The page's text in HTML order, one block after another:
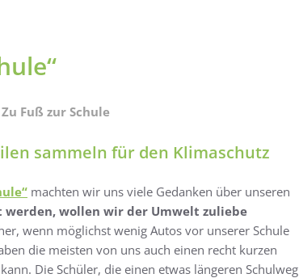
Zu Fuß zur Schule
sammeln für den Klimaschutz
machten wir uns viele Gedanken über unseren
werden, wollen wir der Umwelt zuliebe
wenn möglichst wenig Autos vor unserer Schule
die meisten von uns auch einen recht kurzen
Die Schüler, die einen etwas längeren Schulweg